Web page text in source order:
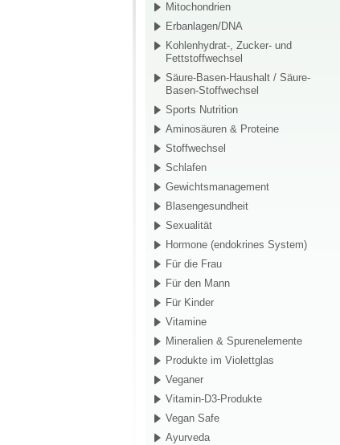
Mitochondrien
Erbanlagen/DNA
Kohlenhydrat-, Zucker- und
Fettstoffwechsel
Säure-Basen-Haushalt / Säure-
Basen-Stoffwechsel
Sports Nutrition
Aminosäuren & Proteine
Stoffwechsel
Schlafen
Gewichtsmanagement
Blasengesundheit
Sexualität
Hormone (endokrines System)
Für die Frau
Für den Mann
Für Kinder
Vitamine
Mineralien & Spurenelemente
Produkte im Violettglas
Veganer
Vitamin-D3-Produkte
Vegan Safe
Ayurveda